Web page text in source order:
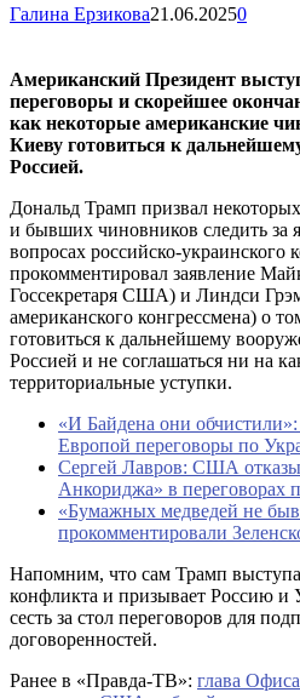
Галина Ерзикова21.06.20250
Американский Президент
переговоры и скорейшее
как некоторые американские
Киеву готовиться к
Россией.
Дональд Трамп призвал
и бывших чиновников следить за
вопросах российско-украинского
прокомментировал заявление
Госсекретаря США) и Линдси
американского конгрессмена) о
готовиться к дальнейшему
Россией и не соглашаться ни на
территориальные уступки.
«И Байдена они обчистили»:
Европой переговоры по
Сергей Лавров: США
Анкориджа» в переговорах
«Бумажных медведей не
прокомментировали
Напомним, что сам Трамп
конфликта и призывает Россию и
сесть за стол переговоров для
договоренностей.
Ранее в «Правда-ТВ»: глава